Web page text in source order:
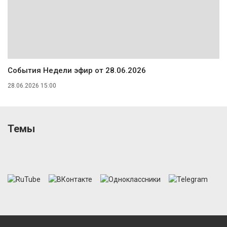
События Недели эфир от 28.06.2026
28.06.2026 15:00
Темы